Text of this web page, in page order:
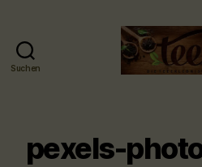
Suchen
-
pexels-